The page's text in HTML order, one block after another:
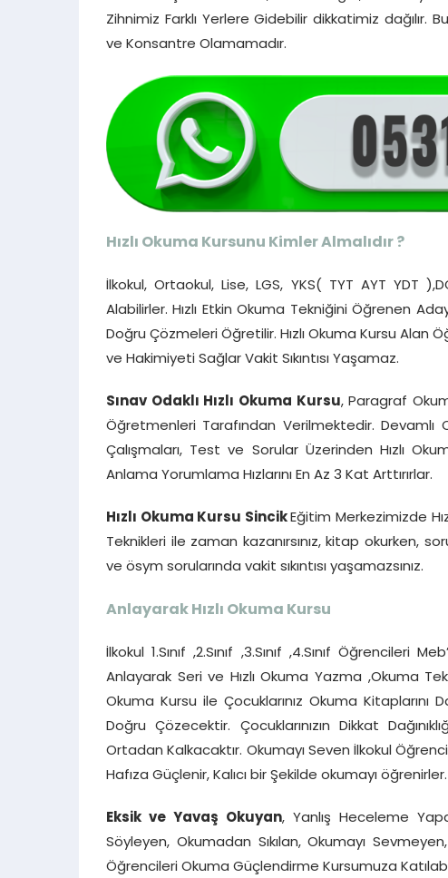
Zihnimiz Farklı Yerlere Gidebilir dikkatimiz
ve Konsantre Olamamadır.
Hızlı Okuma Kursunu Kimler Almalıdır ?
İlkokul, Ortaokul, Lise, LGS, YKS( TYT AYT YDT
Alabilirler. Hızlı Etkin Okuma Tekniğini Öğrenen
Doğru Çözmeleri Öğretilir. Hızlı Okuma Kursu Alan
ve Hakimiyeti Sağlar Vakit Sıkıntısı Yaşamaz.
Sınav Odaklı Hızlı Okuma Kursu, Paragraf
Öğretmenleri Tarafından Verilmektedir. Devamlı
Çalışmaları, Test ve Sorular Üzerinden Hızlı
Anlama Yorumlama Hızlarını En Az 3 Kat Arttırırlar.
Hızlı Okuma Kursu SincikEğitim Merkezimizde
Teknikleri ile zaman kazanırsınız, kitap okurken,
ve ösym sorularında vakit sıkıntısı yaşamazsınız.
Anlayarak Hızlı Okuma Kursu
İlkokul 1.Sınıf ,2.Sınıf ,3.Sınıf ,4.Sınıf Öğrencileri
Anlayarak Seri ve Hızlı Okuma Yazma ,Okuma
Okuma Kursu ile Çocuklarınız Okuma Kitaplarını
Doğru Çözecektir. Çocuklarınızın Dikkat
Ortadan Kalkacaktır. Okumayı Seven İlkokul
Hafıza Güçlenir, Kalıcı bir Şekilde okumayı
Eksik ve Yavaş Okuyan, Yanlış Heceleme
Söyleyen, Okumadan Sıkılan, Okumayı
Öğrencileri Okuma Güçlendirme Kursumuza